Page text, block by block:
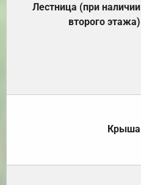
Лестница (при наличии
второго этажа)
Крыша